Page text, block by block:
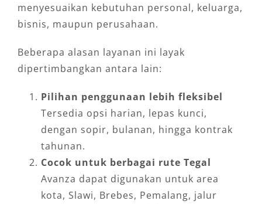
menyesuaikan kebutuhan personal, keluarga,
bisnis, maupun perusahaan.
Beberapa alasan layanan ini layak
dipertimbangkan antara lain:
Pilihan penggunaan lebih fleksibel
Tersedia opsi harian, lepas kunci,
dengan sopir, bulanan, hingga kontrak
tahunan.
Cocok untuk berbagai rute Tegal
Avanza dapat digunakan untuk area
kota, Slawi, Brebes, Pemalang, jalur